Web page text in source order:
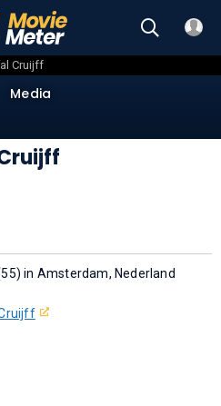
Cruijff
Media
in Amsterdam, Nederland